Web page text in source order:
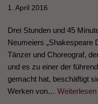
1. April 2016
Drei Stunden und 45
Neumeiers „Shakespeare
Tänzer und Choreograf,
und es zu einer der
gemacht hat, beschäftigt
Werken von… Weiterlesen